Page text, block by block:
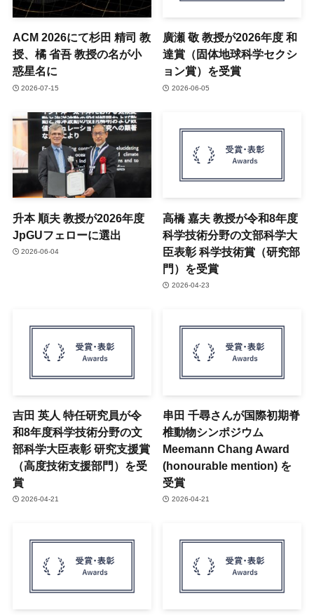
ACM 2026にて杉田 精司 教
授、橘 省吾 教授の名が小
惑星名に
2026-07-15
廣瀬 敬 教授が2026年度 和
達賞（固体地球科学セクシ
ョン賞）を受賞
2026-06-05
升本 順夫 教授が2026年度
JpGUフェローに選出
2026-06-04
高橋 嘉夫 教授が令和8年度
科学技術分野の文部科学大
臣表彰 科学技術賞（研究部
門）を受賞
2026-04-23
吉田 英人 特任研究員が令
和8年度科学技術分野の文
部科学大臣表彰 研究支援賞
（高度技術支援部門）を受
賞
2026-04-21
串田 千尋さんが国際初期脊
椎動物シンポジウム
Meemann Chang Award
(honourable mention) を
受賞
2026-04-21